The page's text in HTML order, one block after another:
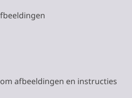
afbeeldingen en instructies